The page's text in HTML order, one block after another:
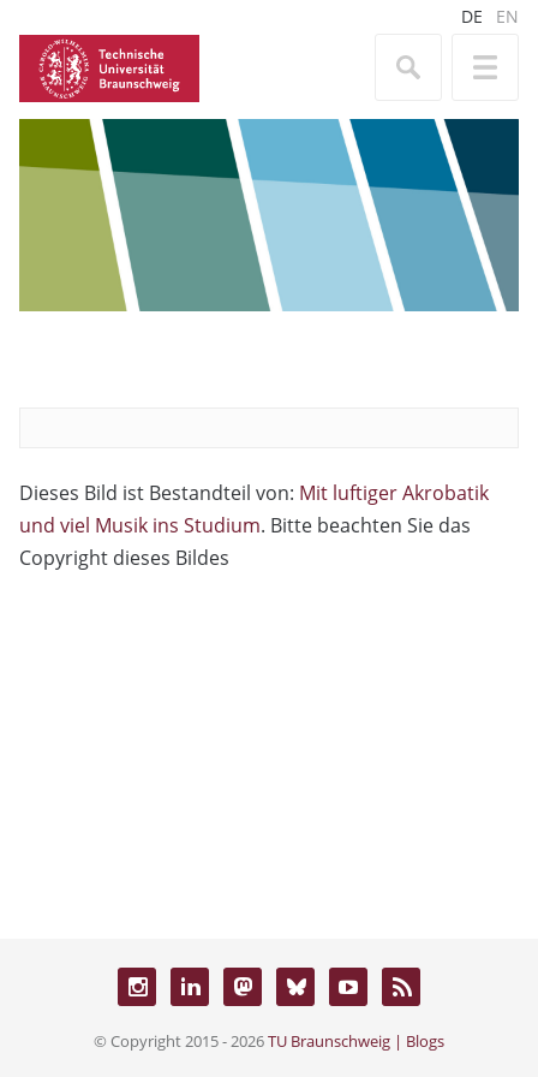
DE EN
Dieses Bild ist Bestandteil von: Mit luftiger Akrobatik
und viel Musik ins Studium. Bitte beachten Sie das
Copyright dieses Bildes
© Copyright 2015 - 2026TU Braunschweig | Blogs